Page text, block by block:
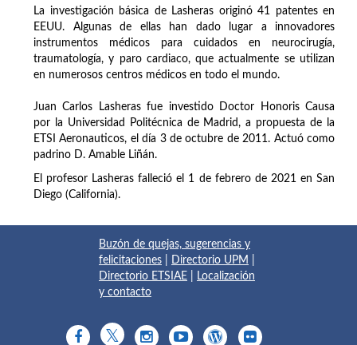
La investigación básica de Lasheras originó 41 patentes en
EEUU. Algunas de ellas han dado lugar a innovadores
instrumentos médicos para cuidados en neurocirugía,
traumatología, y paro cardiaco, que actualmente se utilizan
en numerosos centros médicos en todo el mundo.
Juan Carlos Lasheras fue investido Doctor Honoris Causa
por la Universidad Politécnica de Madrid, a propuesta de la
ETSI Aeronauticos, el día 3 de octubre de 2011. Actuó como
padrino D. Amable Liñán.
El profesor Lasheras falleció el 1 de febrero de 2021 en San
Diego (California).
Buzón de quejas, sugerencias y
felicitaciones
Directorio UPM
Directorio ETSIAE
Localización
y contacto